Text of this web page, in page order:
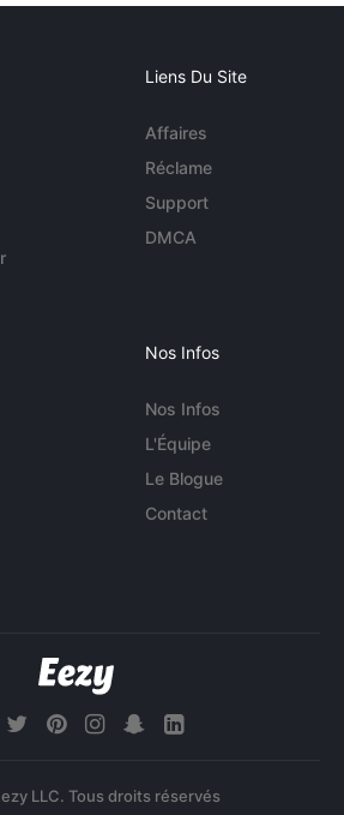
Liens Du Site
Affaires
Réclame
Support
DMCA
Nos Infos
Nos Infos
L'Équipe
Le Blogue
Contact
LLC. Tous droits réservés